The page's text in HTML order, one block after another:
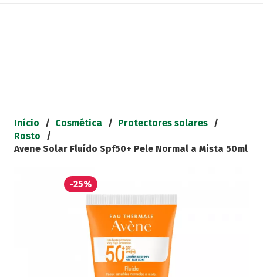
Início / Cosmética / Protectores solares /
Rosto
/
Avene Solar Fluído Spf50+ Pele Normal a Mista 50ml
-25%